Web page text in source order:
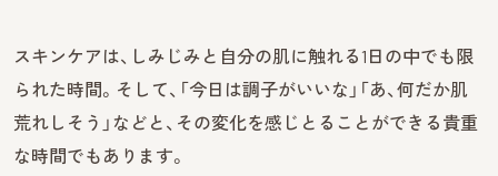
スキンケアは、しみじみと自分の肌に触れる1日の中でも限
られた時間。そして、「今日は調子がいいな」「あ、何だか肌
荒れしそう」などと、その変化を感じとることができる貴重
な時間でもあります。